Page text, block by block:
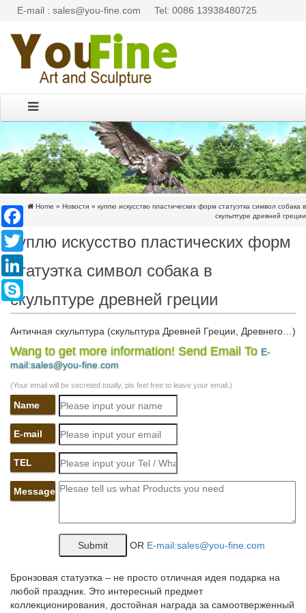
E-mail : sales@you-fine.com Tel: 0086 13938480725
Home » Новости » куплю искусство пластических форм статуэтка символ собака в
скульптуре древней греции
куплю искусство пластических форм
статуэтка символ собака в
скульптуре древней греции
Античная скульптура (скульптура Древней Греции, Древнего…)
Купить. Статуэтка из танагры «Идущая». декоративная
скульптура, реплика Древняя Греция Эллинистический период
Оригинал: терракота Выс.
Древнегреческие скульптуры. Самые знаменитые
скульптуры…
Древнегреческие скульптуры. Планируя путешествие в
Грецию, многие люди интересуются не только комфортными
отелями, но и увлекательной историей этой древней страны,
неотъемлемую часть которой составляют объекты искусства.
12" бронза искусство скульптура древней греческой
мифологии мужчина Посейдон ста…12 греческий Квартет
колонна пьедестал столб статуэтка алебастр скульптура
сваде…Арт-деко скульптура современного искусства бронза
"греческие символы" статуя бро…
Wang to get more information! Send Email To E-
mail:sales@you-fine.com
(Your email will be secreted totally, pls feel free to leave your email.)
Name
E-mail
TEL
Message
OR E-mail:sales@you-fine.com
Бронзовая статуэтка – не просто отличная идея подарка на
любой праздник. Это интересный предмет
коллекционирования, достойная награда за самоотверженный
Facebook